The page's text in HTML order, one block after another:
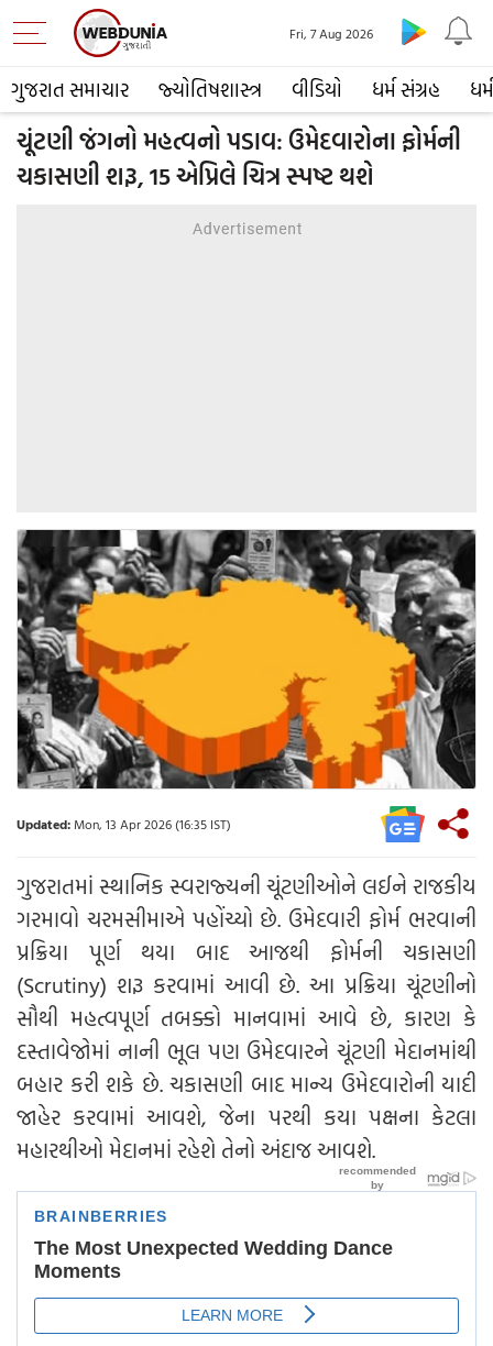
ગુજરાત સમાચાર જ્યોતિષશાસ્ત્ર વીડિયો ધર્મ સંગ્રહ ધર્મ
Fri, 7 Aug 2026
ચૂંટણી જંગનો મહત્વનો પડાવ: ઉમેદવારોના ફોર્મની
ચકાસણી શરૂ, 15 એપ્રિલે ચિત્ર સ્પષ્ટ થશે
Updated:Mon, 13 Apr 2026 (16:35 IST)
ગુજરાતમાં સ્થાનિક સ્વરાજ્યની ચૂંટણીઓને લઈને રાજકીય
ગરમાવો ચરમસીમાએ પહોંચ્યો છે. ઉમેદવારી ફોર્મ ભરવાની
પ્રક્રિયા પૂર્ણ થયા બાદ આજથી ફોર્મની ચકાસણી
(Scrutiny) શરૂ કરવામાં આવી છે. આ પ્રક્રિયા ચૂંટણીનો
સૌથી મહત્વપૂર્ણ તબક્કો માનવામાં આવે છે, કારણ કે
દસ્તાવેજોમાં નાની ભૂલ પણ ઉમેદવારને ચૂંટણી મેદાનમાંથી
બહાર કરી શકે છે. ચકાસણી બાદ માન્ય ઉમેદવારોની યાદી
જાહેર કરવામાં આવશે, જેના પરથી કયા પક્ષના કેટલા
મહારથીઓ મેદાનમાં રહેશે તેનો અંદાજ આવશે.